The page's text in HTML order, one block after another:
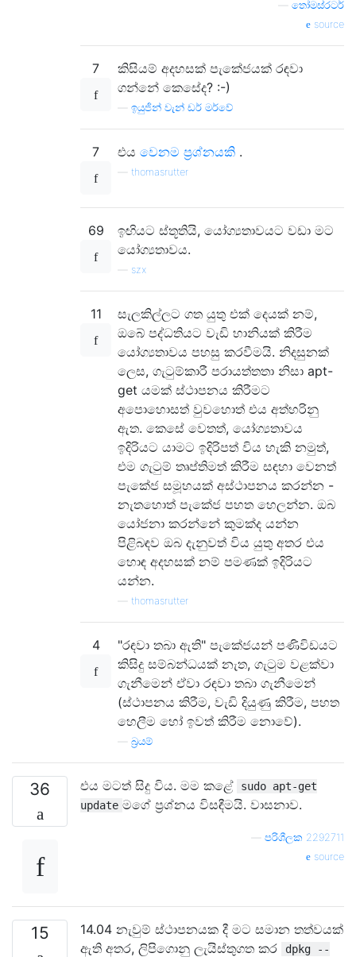
තෝමස්රටර්
source
7
කිසියම් අදහසක් පැකේජයක් රඳවා
ගන්නේ කෙසේද? :-)
ඉයුජින් වැන් ඩර් මර්වේ
7 එය වෙනම ප්‍රශ්නයකි .
thomasrutter
69
ඉඟියට ස්තූතියි, යෝග්‍යතාවයට වඩා මට
යෝග්‍යතාවය.
szx
11
සැලකිල්ලට ගත යුතු එක් දෙයක් නම්,
ඔබේ පද්ධතියට වැඩි හානියක් කිරීම
යෝග්‍යතාවය පහසු කරවීමයි. නිදසුනක්
ලෙස, ගැටුම්කාරී පරායත්තතා නිසා apt-
get යමක් ස්ථාපනය කිරීමට
අපොහොසත් වුවහොත් එය අත්හරිනු
ඇත. කෙසේ වෙතත්, යෝග්‍යතාවය
ඉදිරියට යාමට ඉදිරිපත් විය හැකි නමුත්,
එම ගැටුම් තෘප්තිමත් කිරීම සඳහා වෙනත්
පැකේජ සමූහයක් අස්ථාපනය කරන්න -
නැතහොත් පැකේජ පහත හෙලන්න. ඔබ
යෝජනා කරන්නේ කුමක්ද යන්න
පිළිබඳව ඔබ දැනුවත් විය යුතු අතර එය
හොඳ අදහසක් නම් පමණක් ඉදිරියට
යන්න.
thomasrutter
4
"රඳවා තබා ඇති" පැකේජයන් පණිවිඩයට
කිසිදු සම්බන්ධයක් නැත, ගැටුම වළක්වා
ගැනීමෙන් ඒවා රඳවා තබා ගැනීමෙන්
(ස්ථාපනය කිරීම, වැඩි දියුණු කිරීම, පහත
හෙලීම හෝ ඉවත් කිරීම නොවේ).
බ්‍රයම්
36 එය මටත් සිදු විය. මම කළේ
sudo apt-get
update මගේ ප්‍රශ්නය විසඳීමයි. වාසනාව.
පරිශීලක 2292711
source
15
14.04 නැවුම් ස්ථාපනයක දී මට සමාන තත්වයක්
ඇති අතර, ලිපිගොනු ලැයිස්තුගත කර
dpkg --